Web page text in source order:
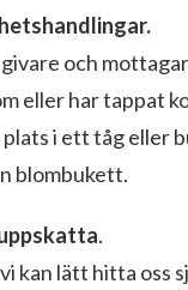
och
eller har tappat
i ett tåg eller
blombukett.
.
kan lätt hitta oss